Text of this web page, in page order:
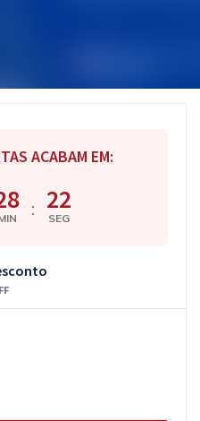
ACABAM EM:
: 21
SEG